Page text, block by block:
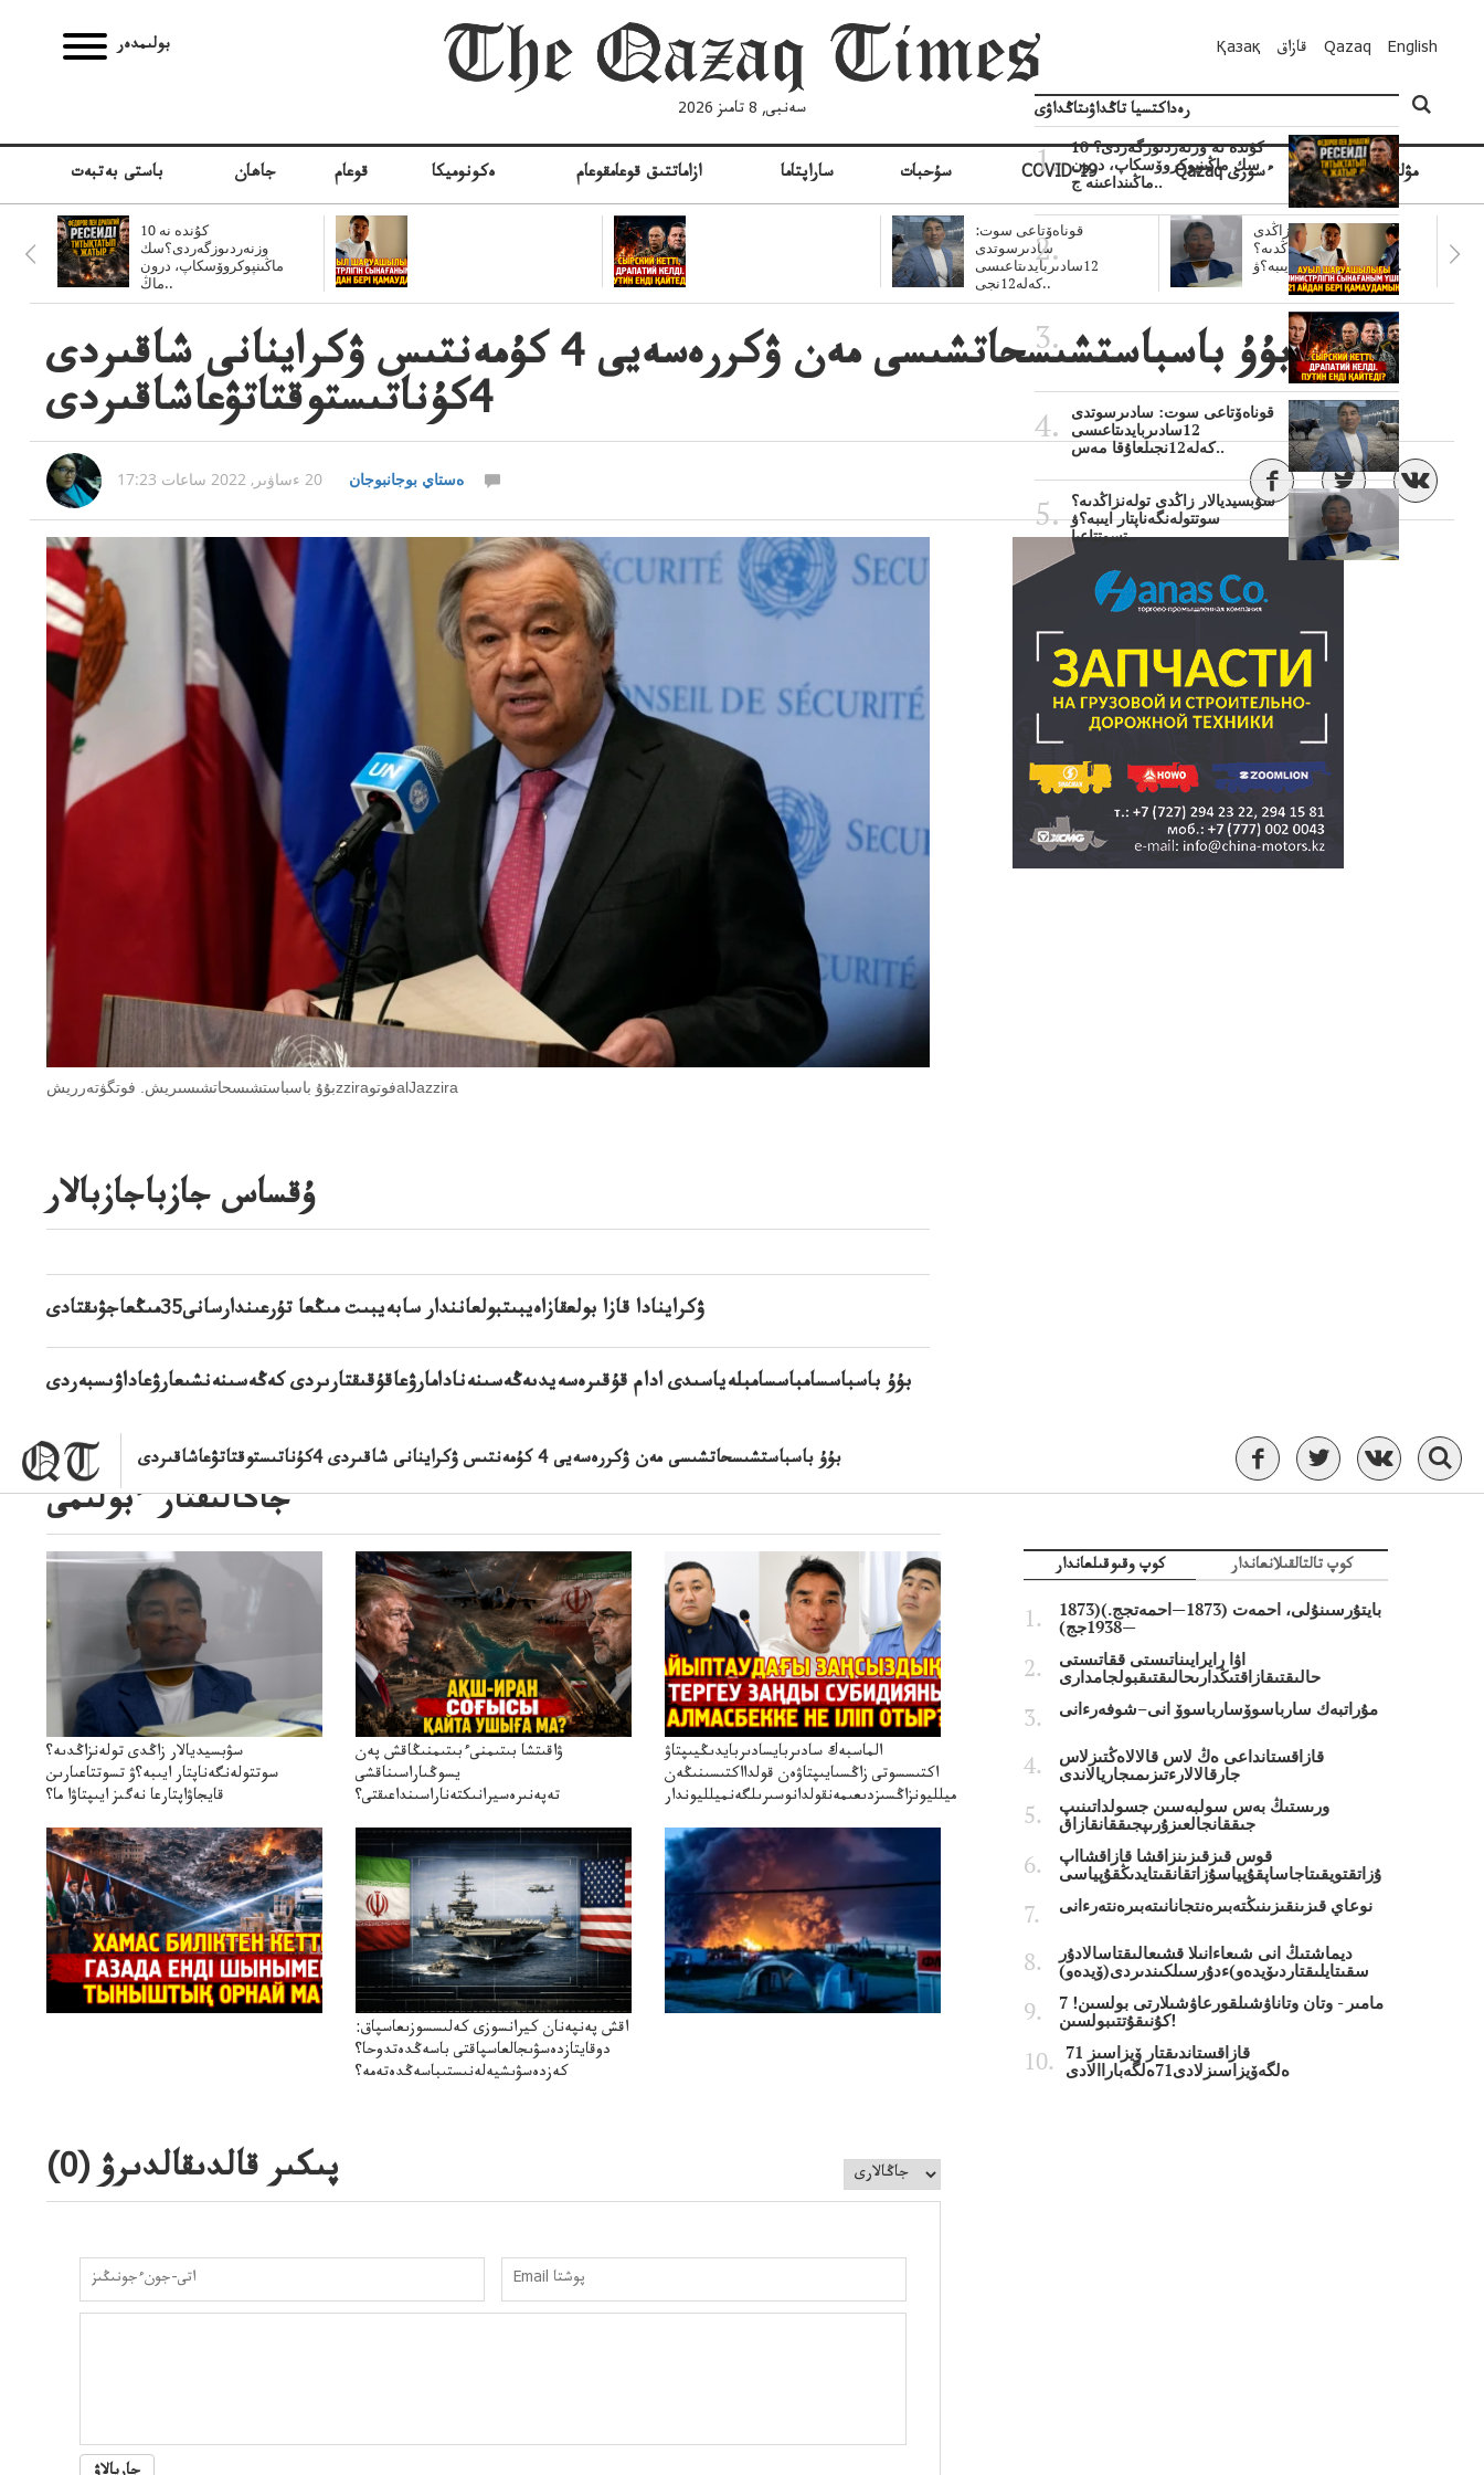
بولىمدەر
سەنبى, 8 تامىز 2026
Қазақ قازاق Qazaq English
باستى بەتبەت جاھان قوعام ەكونوميكا ازاماتتىق قوعامقوعام ساراپتاما سۇحبات COVID-19 Qazaq ءسوزى مۋلتيمەديا
10 كۇندە نە
وزنەردىوزگەردى؟سك
ماڭىنپوكروۆسكاپ، درون
ماڭ..
قوناەۆتاعى سوت:
سادىرسوتدى
12سادىربايدىتاعىسى
كەلە12نجى..
سۋبسيديالار زاڭدى
تولەنزاڭدىە؟
سوتتولەنگەناپتار ايىبە؟ۋ..
بۇۇ باسباستشىسحاتشىسى مەن ۋكررەسەيى 4 كۇمەنتىس ۋكراينانى شاقىردى 4كۇناتىستوقتاتۋعاشاقىردى
بۇۇ باسباستشىسحاتشىسى مەن ۋكررەسەيى 4 كۇمەنتىس ۋكراينانى شاقىردى
4كۇناتىستوقتاتۋعاشاقىردى
ەستاي بوجانبوجان 20 ءساۋىر, 2022 ساعات 17:23
بۇۇ باسباستشىسحاتشىسىريش. فوتگۋتەرريشzziraفوتوalJazzira
ۇقساس جازباجازبالار
ۋكراينادا قازا بولعقازاەيبىتبولعانندار سابەيبىت مىڭعا تۇرعىندارسانى35مىڭعاجۋىقتادى
بۇۇ باسباسسامباسسامبلەياسىدى ادام قۇقىرەسەيدىەڭەسىنەنادامارۋعاقۇقىقتارىردى كەڭەسىنەنشىعارۋعاداۋىسبەردى
رەداكتسيا تاڭداۋىتاڭداۋى
10 كۇندە نە وزنەردىوزگەردى؟
سك ماڭىنپوكروۆسكاپ، درون
ماڭىنداعىنە ج..
قوناەۆتاعى سوت: سادىرسوتدى
12سادىربايدىتاعىسى
كەلە12نجىلعاۇقا مەس..
سۋبسيديالار زاڭدى تولەنزاڭدىە؟
سوتتولەنگەناپتار ايىبە؟ۋ
تسوتتاعىا..
جاڭالىقتار ءبولىمى
سۋبسيديالار زاڭدى تولەنزاڭدىە؟
سوتتولەنگەناپتار ايىبە؟ۋ تسوتتاعىارىن
قايجاۋاپتارعا نەگىز ايىپتاۋا ما؟
ۋاقىتشا بىتىمنىءبىتىمنىڭاقش پەن
يسوڭىاراسىناقشى
تەپەنىرەسيرانىكتەناراسىنداعىقتى؟
الماسبەك سادىربايسادىربايدىڭيىپتاۋ
اكتىسسوتى زاڭسىايىپتاۋەن قولدااكتىسىنىڭەن
ميلليونزاڭسىزدىعىمەنقولدانوسىرىلگەنميلليوندار
اقش پەنپەنان كيرانسوزى كەلىسسوزىعاسپاق:
دوقايتازدەسۋىجالعاسپاقتى باسەڭدەتدوحا؟
كەزدەسۋىشيەلەنىستىباسەڭدەتەمە؟
پىكىر قالدىقالدىرۋ (0
)
كوپ وقىوقىلعاندار كوپ تالتالقىلانعاندار
بايتۇرسىنۇلى، احمەت (1873—احمەتجج.)(1873
—1938جج)
اۋا رايرايىناتىستى ققاتىستى
حالىقتىقازاقتىڭدارىحالىقتىقبولجامدارى
مۇراتبەك سارباسوۆسارباسوۆ انى–شوفەرءانى
قازاقستانداعى ەڭ لاس قالالاەڭتىزلاس
جارقالالارءتىزىمىجاريالاندى
ورىستىڭ بەس سولبەسىن جسولداتىنىپ
جىققانجالعىزۇرىپجىققانقازاق
قوس قىزقىزىنزاقشا قازاقشااپ
ۇزاتقتويقىتاجاساپقۇپياسۇزاتقانقىتايدىڭقۇپياسى
نوعاي قىزىنقىزىنىڭتەبىرەنتجانانىتەبىرەنتەرءانى
ديماشتىڭ انى شىعاءانىلا قشىعالىقتاسالادۇر
سقىتايلىقتاردىۆيدەو)ءدۇرسىلكىندىردى(ۆيدەو)
7 مامىر - وتان وتاناۋشىلقورعاۋشىلارتى بولسىن!
كۇنىقۇتتىبولسىن!
قازاقستاندىقتار ۆيزاسىز 71
ەلگەۆيزاسىزلادى71ەلگەباراالادى